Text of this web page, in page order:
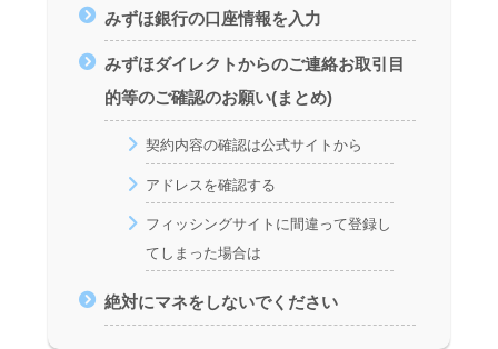
みずほ銀行の口座情報を入力
みずほダイレクトからのご連絡お取引目
的等のご確認のお願い(まとめ)
契約内容の確認は公式サイトから
アドレスを確認する
フィッシングサイトに間違って登録し
てしまった場合は
絶対にマネをしないでください